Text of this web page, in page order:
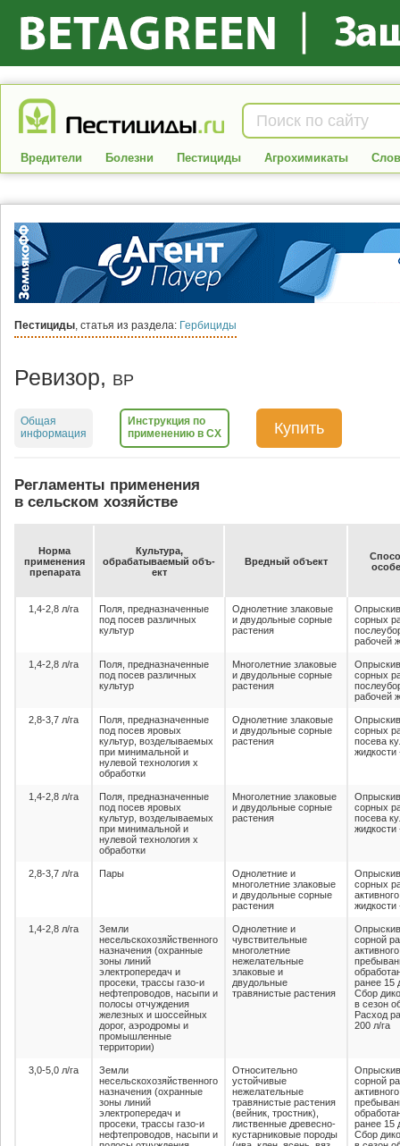
Вредители Болезни Пестициды Агрохимикаты
Пестициды, статья из раздела: Гербициды
Ревизор, ВР
Общая
информация
Инструкция по
применению в СХ
Купить
Регламенты применения
в сельском хозяйстве
Нор­ма
при­ме­не­ния
пре­па­ра­та
Куль­ту­ра,
об­ра­ба­ты­ва­емый объ­
ект
Вред­ный объ­ект
1,4-2,8 л/га
Поля, предназначенные
под посев различных
культур
Однолетние злаковые
и двудольные сорные
растения
сорных
рабочей
1,4-2,8 л/га
Поля, предназначенные
под посев различных
культур
Многолетние злаковые
и двудольные сорные
растения
сорных
рабочей
2,8-3,7 л/га
Поля, предназначенные
под посев яровых
культур, возделываемых
при минимальной и
нулевой технология х
обработки
Однолетние злаковые
и двудольные сорные
растения
сорных
посева
жидкости
1,4-2,8 л/га
Поля, предназначенные
под посев яровых
культур, возделываемых
при минимальной и
нулевой технология х
обработки
Многолетние злаковые
и двудольные сорные
растения
сорных
посева
жидкости
2,8-3,7 л/га Пары
Однолетние и
многолетние злаковые
и двудольные сорные
растения
сорных
жидкости
1,4-2,8 л/га
Земли
несельскохозяйственного
назначения (охранные
зоны линий
электропередач и
просеки, трассы газо-и
нефтепроводов, насыпи и
полосы отчуждения
железных и шоссейных
дорог, аэродромы и
промышленные
территории)
Однолетние и
чувствительные
многолетние
нежелательные
злаковые и
двудольные
травянистые растения
сорной
ранее 15
Сбор
в сезон
Расход
200 л/га
3,0-5,0 л/га
Земли
несельскохозяйственного
назначения (охранные
зоны линий
электропередач и
просеки, трассы газо-и
нефтепроводов, насыпи и
Относительно
устойчивые
нежелательные
травянистые растения
(вейник, тростник),
лиственные древесно-
кустарниковые породы
сорной
ранее 15
Сбор